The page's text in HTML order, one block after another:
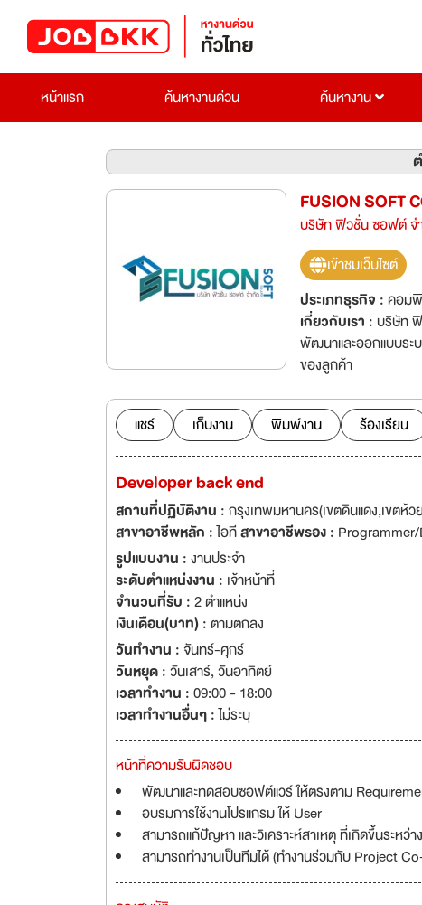
หน้าแรก ค้นหางานด่วน ค้นหางาน
FUSION SOFT
บริษัท ฟิวชั่น ซอฟต์ จ
เข้าชมเว็บไซต์
ประเภทธุรกิจ :คอม
เกี่ยวกับเรา :บริษัท
พัฒนาและออกแบบระ
ของลูกค้า
แชร์ เก็บงาน พิมพ์งาน ร้องเรียน
Developer back end
สถานที่ปฏิบัติงาน :กรุงเทพมหานคร(เขตดินแดง,เขตห้ว
สาขาอาชีพหลัก :ไอทีสาขาอาชีพรอง :
รูปแบบงาน :งานประจำ
ระดับตำแหน่งงาน : เจ้าหน้าที่
จำนวนที่รับ :2 ตำแหน่ง
เงินเดือน(บาท) :ตามตกลง
วันทำงาน : จันทร์-ศุกร์
วันหยุด :วันเสาร์,วันอาทิตย์
เวลาทำงาน :09:00 - 18:00
เวลาทำงานอื่นๆ :ไม่ระบุ
หน้าที่ความรับผิดชอบ
พัฒนาและทดสอบซอฟต์แวร์ ให้ตรงตาม
อบรมการใช้งานโปรแกรม ให้ User
สามารถแก้ปัญหา และวิเคราะห์สาเหตุ ที่เกิดขึ้นระหว่า
สามารถทำงานเป็นทีมได้ (ทำงานร่วมกับ Project